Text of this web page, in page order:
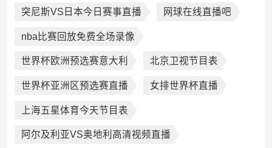
突尼斯VS日本今日赛事直播 网球在线直播吧
nba比赛回放免费全场录像
世界杯欧洲预选赛意大利 北京卫视节目表
世界杯亚洲区预选赛直播 女排世界杯直播
上海五星体育今天节目表
阿尔及利亚VS奥地利高清视频直播